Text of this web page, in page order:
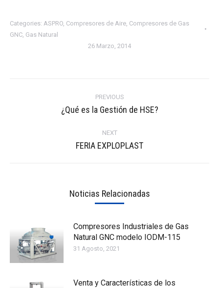
Categories: ASPRO, Compresores de Aire, Compresores de Gas
GNC, Gas Natural
26 Marzo, 2014
PREVIOUS
Previous
¿Qué es la Gestión de HSE?
NEXT
Next
FERIA EXPLOPLAST
Noticias Relacionadas
Compresores Industriales de Gas
Natural GNC modelo IODM-115
31 Agosto, 2021
Venta y Características de los